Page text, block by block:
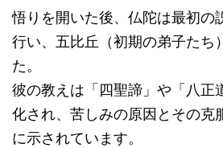
悟りを開いた後、仏陀は最初の
行い、五比丘（初期の弟子たち
た。
彼の教えは「四聖諦」や「八正
化され、苦しみの原因とその克
に示されています。